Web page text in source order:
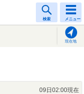
検索 メニュー
現在地
09日02:00現在